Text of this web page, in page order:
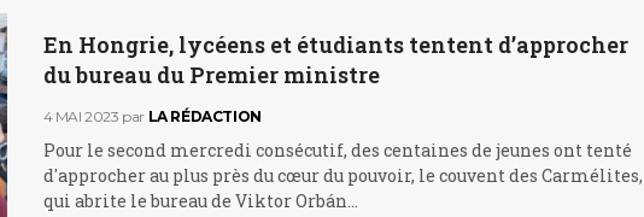
En Hongrie, lycéens et étudiants tentent d’approcher
du bureau du Premier ministre
4 MAI 2023 par LA RÉDACTION
Pour le second mercredi consécutif, des centaines de jeunes ont tenté
d'approcher au plus près du cœur du pouvoir, le couvent des Carmélites,
qui abrite le bureau de Viktor Orbán…